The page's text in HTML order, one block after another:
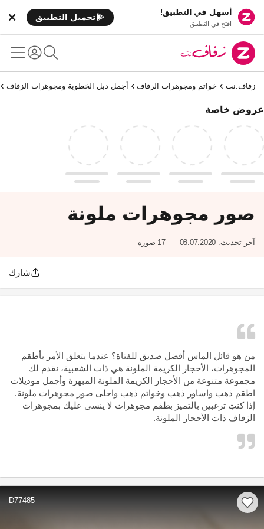
أسهل في التطبيق!
افتح في التطبيق
تحميل التطبيق
زفاف.نت خواتم ومجوهرات الزفاف أجمل دبل الخطوبة ومجوهرات الزفاف
عروض خاصة
صور مجوهرات ملونة
آخر تحديث: 17 صورة
شارك
من هو قائل الماس أفضل صديق للفتاة؟ عندما يتعلق الأمر بأطقم
المجوهرات، الأحجار الكريمة الملونة هي ذات الشعبية، نقدم لك
مجموعة متنوعة من الأحجار الكريمة الملونة المبهرة وأجمل موديلات
اطقم ذهب واساور ذهب وخواتم ذهب واحلى صور مجوهرات ملونة.
إذا كنتِ ترغبين بالتميز بطقم مجوهرات لا ينسى عليك بمجوهرات
الزفاف ذات الأحجار الملونة.
D77485